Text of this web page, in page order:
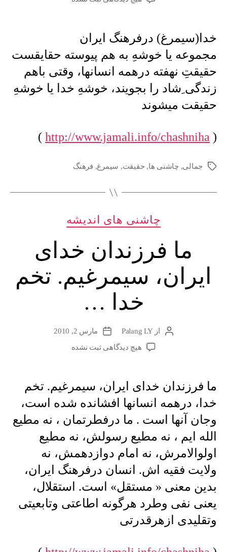
درفرهنگ
ایران
مجموعه
خوشهِ
…
خدا(سیمرغ) درفرهنگ ایران
مجموعه یا خوشهِ به هم پیوسته حقایقست
حقیقتِ نهفته درهمه انسانها، وقتی باهم
زندگی ِشاد را بجویند، خوشهِ خدا یا خوشهِ
حقیقت میشوند
(
http://www.jamali.info/chashniha
)
برچسب‌ها
جمالی, چاشنی ها, حقیقت, سیمرغ, فرهنگ
دسته‌ها
چاشنی های اندیشه
ما فرزندان خدای
ایران، سیمرغیم. تخم
خدا …
نویسندهٔ
نوشته
ازPalang LY
تاریخمارس 2, 2010
هیچ دیدگاهیبرای
ایران،
سیمرغیم.
تخم
خدا
…
ثبت نشده
ما فرزندان خدای ایران، سیمرغیم. تخم
خدا، درهمه انسانها افشانده شده است،
وجان آنها است . ما درفطرتمان ، نه مطیع
الله ایم ، نه مطیع رسولش، نه مطیع
اولوالامرش، نه امام دوازدهمش، نه
ولایت فقیه اش. انسان درفرهنگ ایران،
بدین معنی « مستقل» است. استقلال،
یعنی نفی وطرد هرگونه اطاعتی وتابعیتی
وتقلیدی ازهرقدرتی